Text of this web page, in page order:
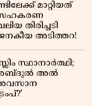
മാറ്റിയത്
സഹകരണ
തിരിച്ചടി
അടിത്തറ!
സ്ഥാനാർത്ഥി;
അബ്ദുൽ അൽ
'അവസാന